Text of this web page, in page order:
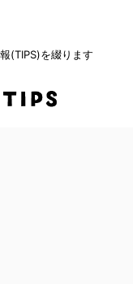
(TIPS)を綴ります